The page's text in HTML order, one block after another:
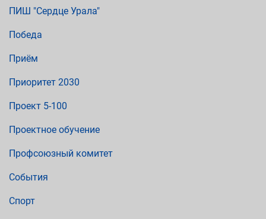
ПИШ "Сердце Урала"
Победа
Приём
Приоритет 2030
Проект 5-100
Проектное обучение
Профсоюзный комитет
События
Спорт